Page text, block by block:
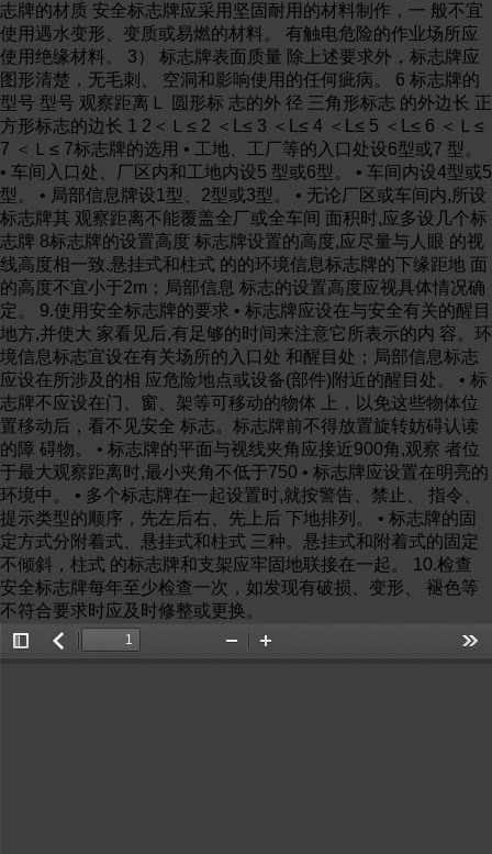
志牌的材质 安全标志牌应采用坚固耐用的材料制作，一 般不宜
使用遇水变形、变质或易燃的材料。 有触电危险的作业场所应
使用绝缘材料。 3） 标志牌表面质量 除上述要求外，标志牌应
图形清楚，无毛刺、 空洞和影响使用的任何疵病。 6 标志牌的
型号 型号 观察距离Ｌ 圆形标 志的外 径 三角形标志 的外边长 正
方形标志的边长 1 2＜Ｌ≤ 2 ＜L≤ 3 ＜L≤ 4 ＜L≤ 5 ＜L≤ 6 ＜Ｌ≤
7 ＜Ｌ≤ 7标志牌的选用 • 工地、工厂等的入口处设6型或7 型。
• 车间入口处、厂区内和工地内设5 型或6型。 • 车间内设4型或5
型。 • 局部信息牌设1型、2型或3型。 • 无论厂区或车间内,所设
标志牌其 观察距离不能覆盖全厂或全车间 面积时,应多设几个标
志牌 8标志牌的设置高度 标志牌设置的高度,应尽量与人眼 的视
线高度相一致.悬挂式和柱式 的的环境信息标志牌的下缘距地 面
的高度不宜小于2m；局部信息 标志的设置高度应视具体情况确
定。 9.使用安全标志牌的要求 • 标志牌应设在与安全有关的醒目
地方,并使大 家看见后,有足够的时间来注意它所表示的内 容。环
境信息标志宜设在有关场所的入口处 和醒目处；局部信息标志
应设在所涉及的相 应危险地点或设备(部件)附近的醒目处。 • 标
志牌不应设在门、窗、架等可移动的物体 上，以免这些物体位
置移动后，看不见安全 标志。标志牌前不得放置旋转妨碍认读
的障 碍物。 • 标志牌的平面与视线夹角应接近900角,观察 者位
于最大观察距离时,最小夹角不低于750 • 标志牌应设置在明亮的
环境中。 • 多个标志牌在一起设置时,就按警告、禁止、 指令、
提示类型的顺序，先左后右、先上后 下地排列。 • 标志牌的固
定方式分附着式、悬挂式和柱式 三种。悬挂式和附着式的固定
不倾斜，柱式 的标志牌和支架应牢固地联接在一起。 10.检查
安全标志牌每年至少检查一次，如发现有破损、变形、 褪色等
不符合要求时应及时修整或更换。
Toggle返
Zoom